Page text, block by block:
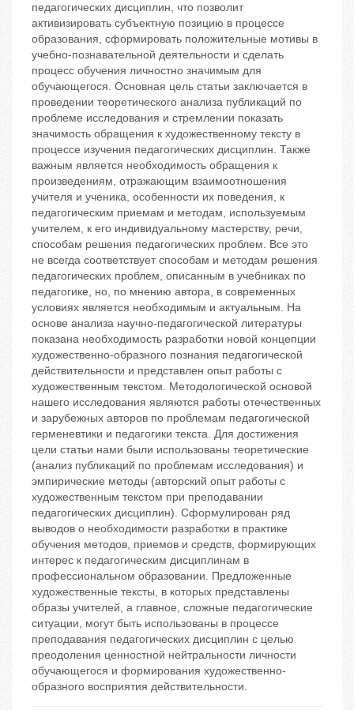
педагогических дисциплин, что позволит
активизировать субъектную позицию в процессе
образования, сформировать положительные мотивы в
учебно-познавательной деятельности и сделать
процесс обучения личностно значимым для
обучающегося. Основная цель статьи заключается в
проведении теоретического анализа публикаций по
проблеме исследования и стремлении показать
значимость обращения к художественному тексту в
процессе изучения педагогических дисциплин. Также
важным является необходимость обращения к
произведениям, отражающим взаимоотношения
учителя и ученика, особенности их поведения, к
педагогическим приемам и методам, используемым
учителем, к его индивидуальному мастерству, речи,
способам решения педагогических проблем. Все это
не всегда соответствует способам и методам решения
педагогических проблем, описанным в учебниках по
педагогике, но, по мнению автора, в современных
условиях является необходимым и актуальным. На
основе анализа научно-педагогической литературы
показана необходимость разработки новой концепции
художественно-образного познания педагогической
действительности и представлен опыт работы с
художественным текстом. Методологической основой
нашего исследования являются работы отечественных
и зарубежных авторов по проблемам педагогической
герменевтики и педагогики текста. Для достижения
цели статьи нами были использованы теоретические
(анализ публикаций по проблемам исследования) и
эмпирические методы (авторский опыт работы с
художественным текстом при преподавании
педагогических дисциплин). Сформулирован ряд
выводов о необходимости разработки в практике
обучения методов, приемов и средств, формирующих
интерес к педагогическим дисциплинам в
профессиональном образовании. Предложенные
художественные тексты, в которых представлены
образы учителей, а главное, сложные педагогические
ситуации, могут быть использованы в процессе
преподавания педагогических дисциплин с целью
преодоления ценностной нейтральности личности
обучающегося и формирования художественно-
образного восприятия действительности.